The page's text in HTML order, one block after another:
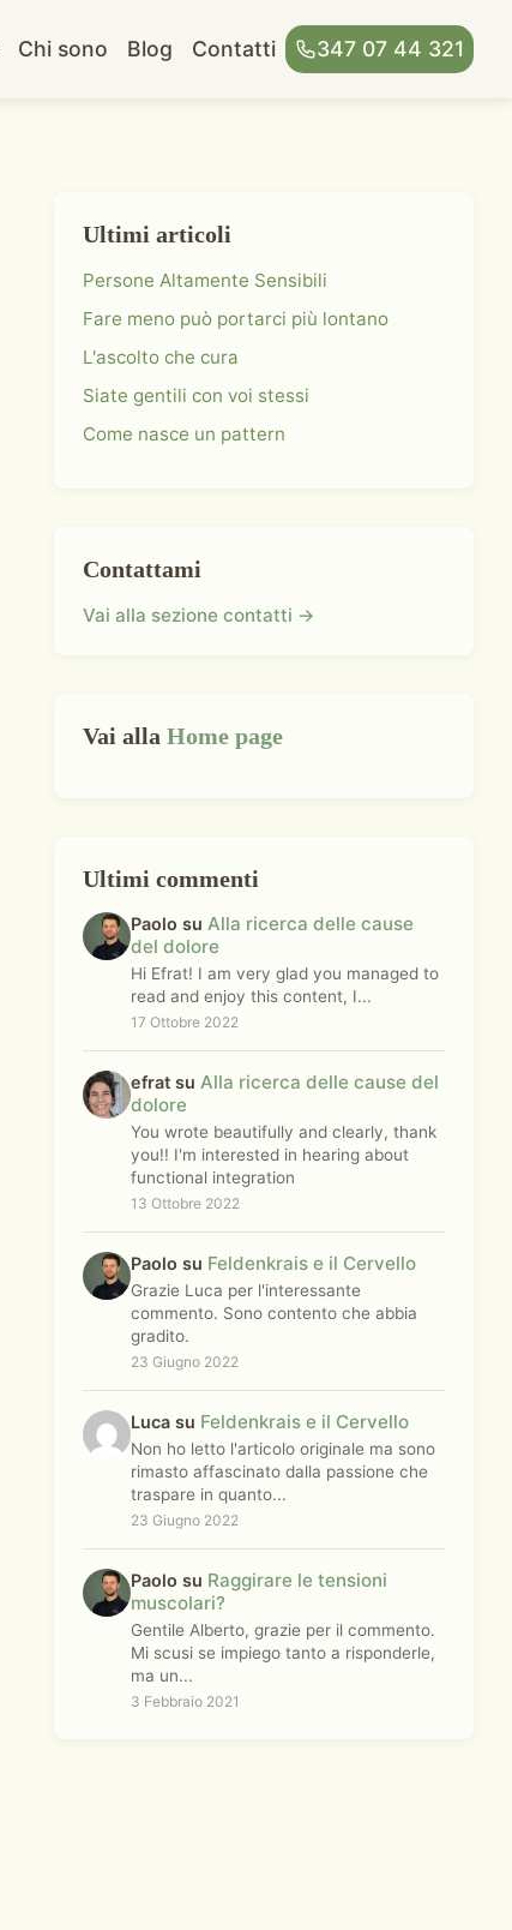
Chi sono Blog Contatti 347 07 44 321
Ultimi articoli
Persone Altamente Sensibili
Fare meno può portarci più lontano
L'ascolto che cura
Siate gentili con voi stessi
Come nasce un pattern
Contattami
Vai alla sezione contatti →
Vai alla Home page
Ultimi commenti
Paolo su Alla ricerca delle cause
del dolore
Hi Efrat! I am very glad you managed to
read and enjoy this content, I...
17 Ottobre 2022
efrat su Alla ricerca delle cause del
dolore
You wrote beautifully and clearly, thank
you!! I'm interested in hearing about
functional integration
13 Ottobre 2022
Paolo su Feldenkrais e il Cervello
Grazie Luca per l'interessante
commento. Sono contento che abbia
gradito.
23 Giugno 2022
Luca su Feldenkrais e il Cervello
Non ho letto l'articolo originale ma sono
rimasto affascinato dalla passione che
traspare in quanto...
23 Giugno 2022
Paolo su Raggirare le tensioni
muscolari?
Gentile Alberto, grazie per il commento.
Mi scusi se impiego tanto a risponderle,
ma un...
3 Febbraio 2021